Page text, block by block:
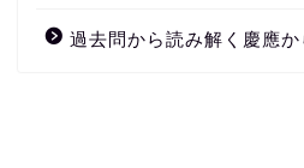
過去問から読み解く慶應